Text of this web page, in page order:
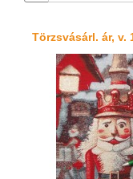
Törzsvásárl. ár, v.